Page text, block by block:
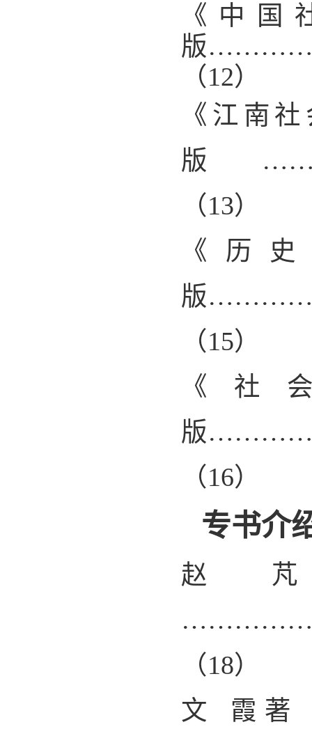
《中国
版
（12）
《江南
版
（13）
《历
版
（15）
《社
版
（16）
专书介
赵
（18）
文 霞著